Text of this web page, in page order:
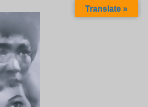
Translate »